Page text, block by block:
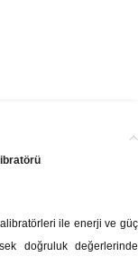
ile enerji ve güç
doğruluk değerlerinde